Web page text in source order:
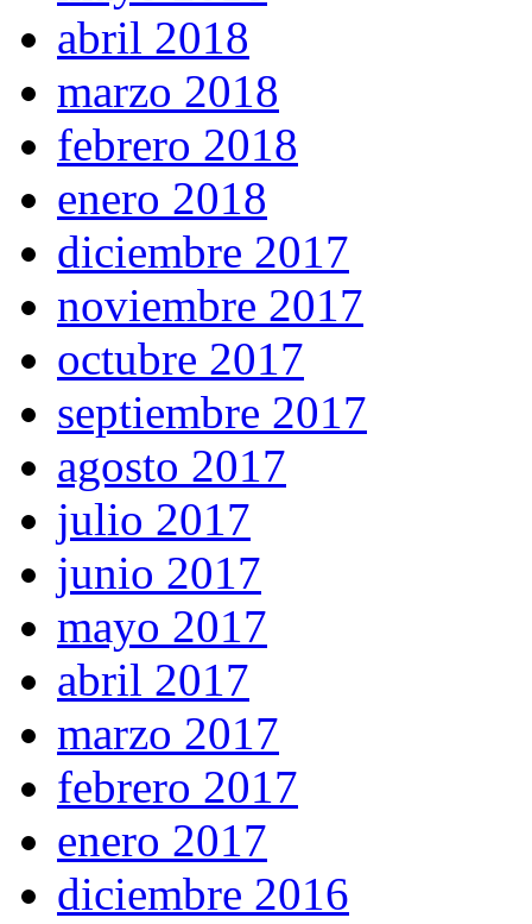
abril 2018
marzo 2018
febrero 2018
enero 2018
diciembre 2017
noviembre 2017
octubre 2017
septiembre 2017
agosto 2017
julio 2017
junio 2017
mayo 2017
abril 2017
marzo 2017
febrero 2017
enero 2017
diciembre 2016